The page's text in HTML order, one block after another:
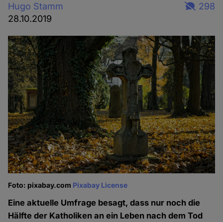
Hugo Stamm
28.10.2019
298
Foto: pixabay.com Pixabay License
Eine aktuelle Umfrage besagt, dass nur noch die
Hälfte der Katholiken an ein Leben nach dem Tod